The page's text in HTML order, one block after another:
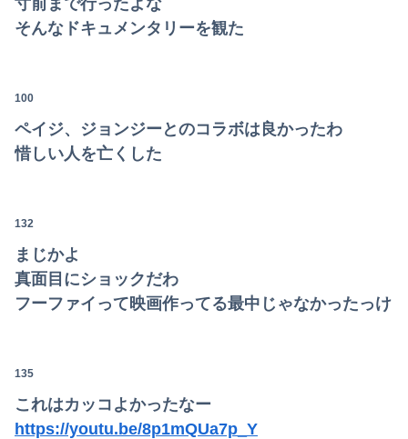
そんなドキュメンタリーを観た
100
ペイジ、ジョンジーとのコラボは良かったわ
惜しい人を亡くした
132
まじかよ
真面目にショックだわ
フーファイって映画作ってる最中じゃなかったっけ
135
これはカッコよかったなー
https://youtu.be/8p1mQUa7p_Y